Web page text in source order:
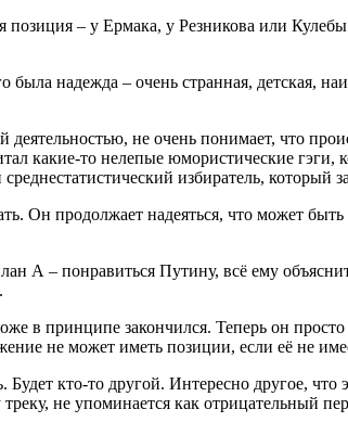
– у Ермака, у Резникова или
надежда – очень странная, детская,
не очень понимает, что
какие-то нелепые юмористические гэги,
избиратель, который
Он продолжает надеяться, что может
А – понравиться Путину, всё ему
в принципе закончился. Теперь он
не может иметь позиции, если её не
кто-то другой. Интересно другое, что
не упоминается как отрицательный